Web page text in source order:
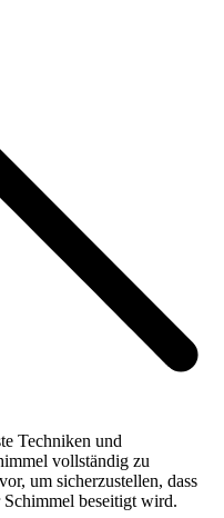
Techniken und
vollständig zu
um sicherzustellen, dass
beseitigt wird.